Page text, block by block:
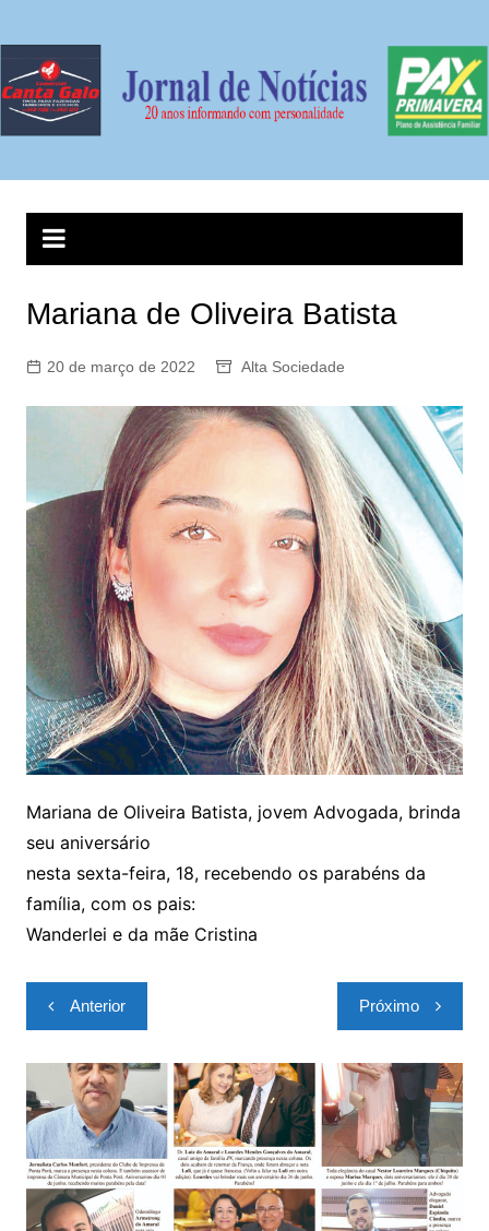
conteúdo
Mariana de Oliveira Batista
20 de março de 2022 Alta Sociedade
Mariana de Oliveira Batista, jovem Advogada, brinda
seu aniversário
nesta sexta-feira, 18, recebendo os parabéns da
família, com os pais:
Wanderlei e da mãe Cristina
Navegação
de
Post
Anterior Próximo